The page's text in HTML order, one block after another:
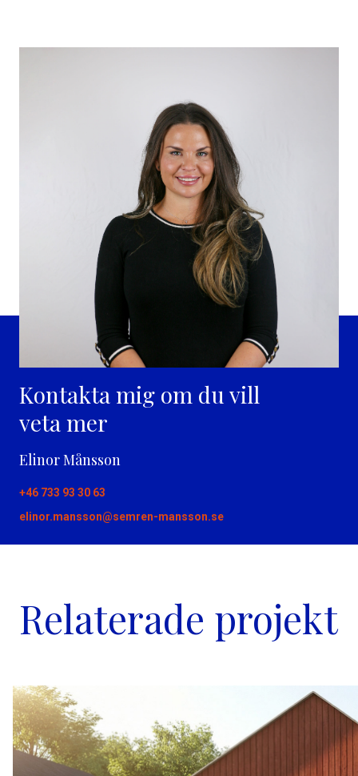
Kontakta mig om du vill
veta mer
Elinor Månsson
+46 733 93 30 63
elinor.mansson@semren-mansson.se
Relaterade projekt